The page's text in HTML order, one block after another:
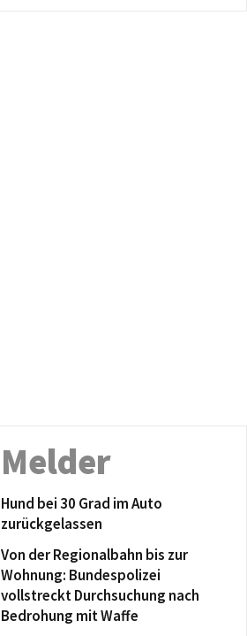
Melder
Hund bei 30 Grad im Auto
zurückgelassen
Von der Regionalbahn bis zur
Wohnung: Bundespolizei
vollstreckt Durchsuchung nach
Bedrohung mit Waffe